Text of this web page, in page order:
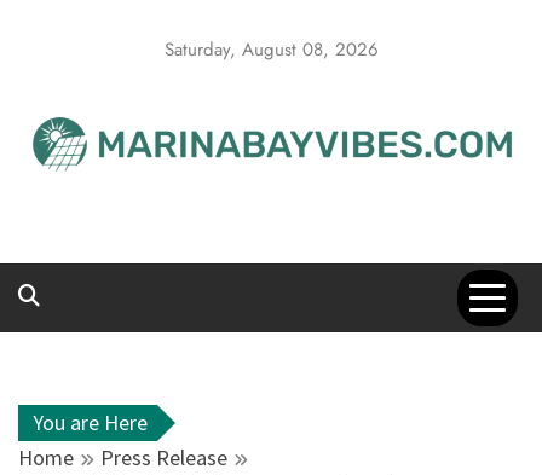
Saturday, August 08, 2026
You are Here
Home
Press Release